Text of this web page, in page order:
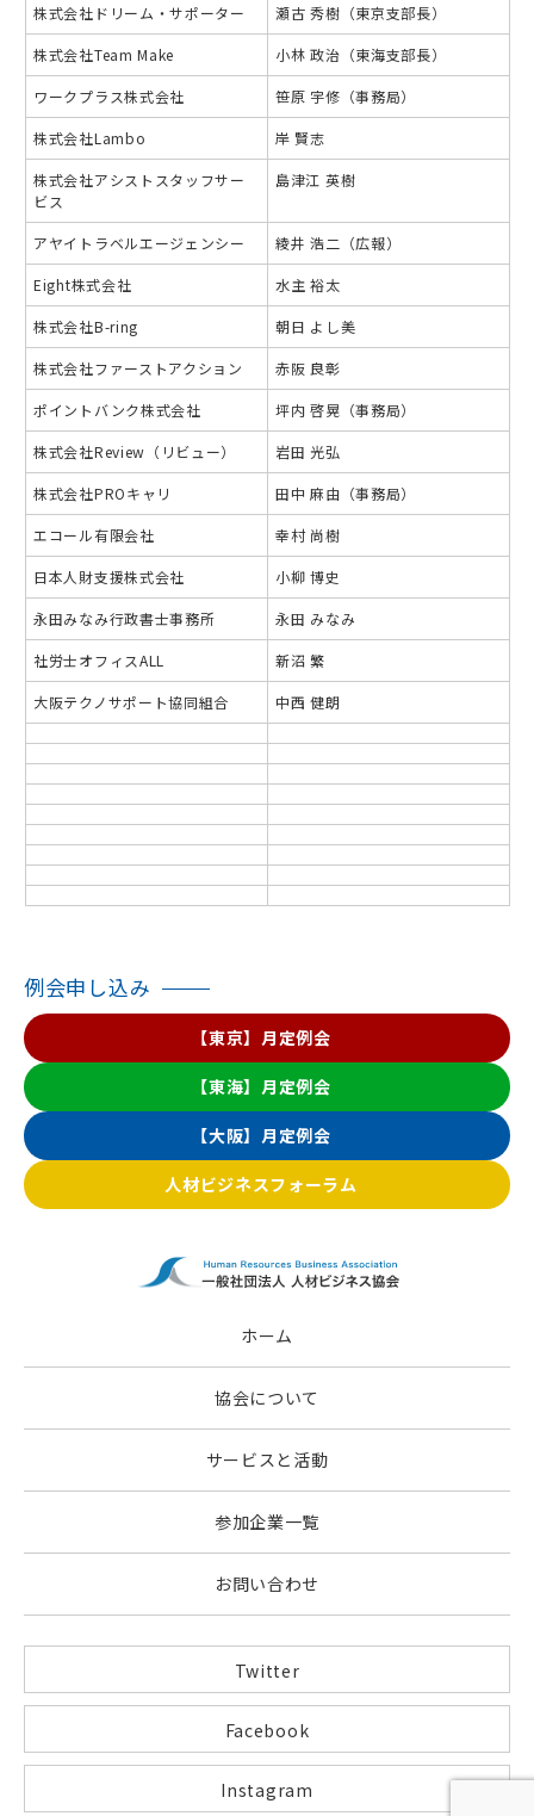
株式会社ドリーム・サポーター 瀬古 秀樹（東京支部長）
株式会社Team Make 小林 政治（東海支部長）
ワークプラス株式会社 笹原 宇修（事務局）
株式会社Lambo 岸 賢志
株式会社アシストスタッフサー
ビス
島津江 英樹
アヤイトラベルエージェンシー 綾井 浩二（広報）
Eight株式会社 水主 裕太
株式会社B-ring 朝日 よし美
株式会社ファーストアクション 赤阪 良彰
ポイントバンク株式会社 坪内 啓晃（事務局）
株式会社Review（リビュー） 岩田 光弘
株式会社PROキャリ 田中 麻由（事務局）
エコール有限会社 幸村 尚樹
日本人財支援株式会社 小柳 博史
永田みなみ行政書士事務所 永田 みなみ
社労士オフィスALL 新沼 繁
大阪テクノサポート協同組合 中西 健朗
例会申し込み
【東京】月定例会
【東海】月定例会
【大阪】月定例会
人材ビジネスフォーラム
ホーム
協会について
サービスと活動
参加企業一覧
お問い合わせ
Twitter
Facebook
Instagram